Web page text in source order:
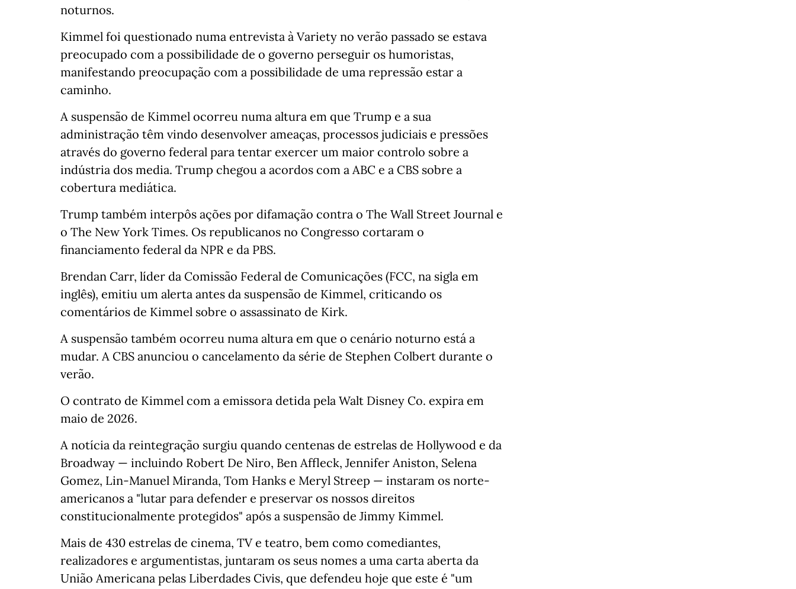
noturnos.
Kimmel foi questionado numa entrevista à Variety no verão passado se estava
preocupado com a possibilidade de o governo perseguir os humoristas,
manifestando preocupação com a possibilidade de uma repressão estar a
caminho.
A suspensão de Kimmel ocorreu numa altura em que Trump e a sua
administração têm vindo desenvolver ameaças, processos judiciais e pressões
através do governo federal para tentar exercer um maior controlo sobre a
indústria dos media. Trump chegou a acordos com a ABC e a CBS sobre a
cobertura mediática.
Trump também interpôs ações por difamação contra o The Wall Street Journal e
o The New York Times. Os republicanos no Congresso cortaram o
financiamento federal da NPR e da PBS.
Brendan Carr, líder da Comissão Federal de Comunicações (FCC, na sigla em
inglês), emitiu um alerta antes da suspensão de Kimmel, criticando os
comentários de Kimmel sobre o assassinato de Kirk.
A suspensão também ocorreu numa altura em que o cenário noturno está a
mudar. A CBS anunciou o cancelamento da série de Stephen Colbert durante o
verão.
O contrato de Kimmel com a emissora detida pela Walt Disney Co. expira em
maio de 2026.
A notícia da reintegração surgiu quando centenas de estrelas de Hollywood e da
Broadway — incluindo Robert De Niro, Ben Affleck, Jennifer Aniston, Selena
Gomez, Lin-Manuel Miranda, Tom Hanks e Meryl Streep — instaram os norte-
americanos a "lutar para defender e preservar os nossos direitos
constitucionalmente protegidos" após a suspensão de Jimmy Kimmel.
Mais de 430 estrelas de cinema, TV e teatro, bem como comediantes,
realizadores e argumentistas, juntaram os seus nomes a uma carta aberta da
União Americana pelas Liberdades Civis, que defendeu hoje que este é "um